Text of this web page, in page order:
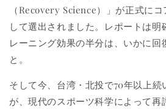
（Recovery Science）」が正式に
して選出されました。レポートは明
レーニング効果の半分は、いかに回
と。
そして今、台湾・北投で70年以上
が、現代のスポーツ科学によって再